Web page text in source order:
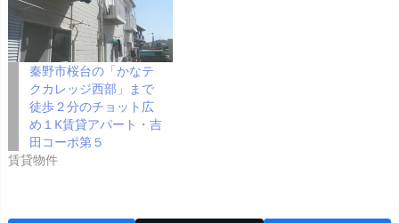
秦野市桜台の「かなテ
クカレッジ西部」まで
徒歩２分のチョット広
め１K賃貸アパート・吉
田コーポ第５
賃貸物件